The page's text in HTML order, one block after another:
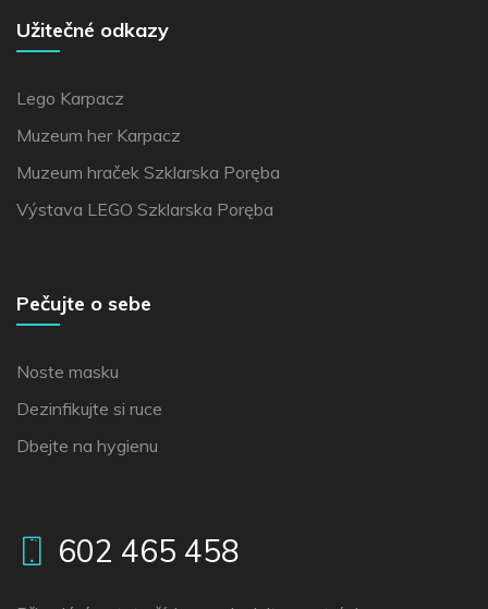
Užitečné odkazy
Lego Karpacz
Muzeum her Karpacz
Muzeum hraček Szklarska Poręba
Výstava LEGO Szklarska Poręba
Pečujte o sebe
Noste masku
Dezinfikujte si ruce
Dbejte na hygienu
602 465 458